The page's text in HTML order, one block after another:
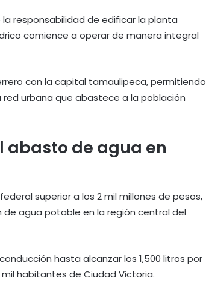
responsabilidad de edificar la planta
comience a operar de manera integral
con la capital tamaulipeca, permitiendo
urbana que abastece a la población
abasto de agua en
superior a los 2 mil millones de pesos,
agua potable en la región central del
hasta alcanzar los 1,500 litros por
habitantes de Ciudad Victoria.